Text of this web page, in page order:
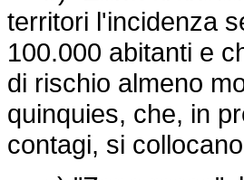
territori l'incidenza
100.000 abitanti e
di rischio almeno
quinquies, che, in
contagi, si